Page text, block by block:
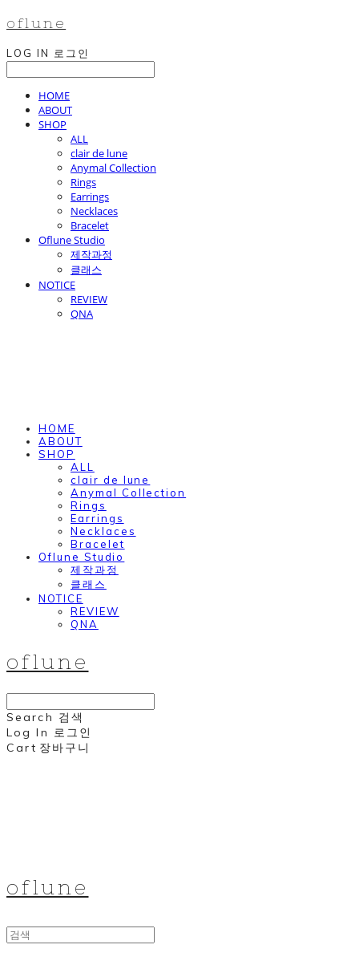
oflune
LOG IN 로그인
HOME
ABOUT
SHOP
ALL
clair de lune
Anymal Collection
Rings
Earrings
Necklaces
Bracelet
Oflune Studio
제작과정
클래스
NOTICE
REVIEW
QNA
HOME
ABOUT
SHOP
ALL
clair de lune
Anymal Collection
Rings
Earrings
Necklaces
Bracelet
Oflune Studio
제작과정
클래스
NOTICE
REVIEW
QNA
oflune
Search 검색
Log In 로그인
Cart 장바구니
oflune